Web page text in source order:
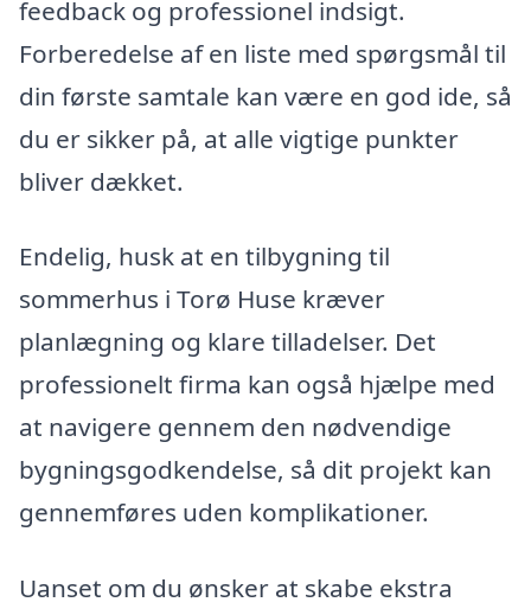
feedback og professionel indsigt.
Forberedelse af en liste med spørgsmål til
din første samtale kan være en god ide, så
du er sikker på, at alle vigtige punkter
bliver dækket.
Endelig, husk at en tilbygning til
sommerhus i Torø Huse kræver
planlægning og klare tilladelser. Det
professionelt firma kan også hjælpe med
at navigere gennem den nødvendige
bygningsgodkendelse, så dit projekt kan
gennemføres uden komplikationer.
Uanset om du ønsker at skabe ekstra